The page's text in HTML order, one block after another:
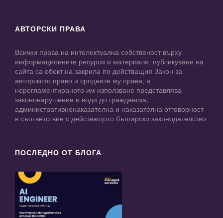
АВТОРСКИ ПРАВА
Всички права на интелектуална собственост върху
информационните ресурси и материали, публикувани на
сайта са обект на закрила по действащия Закон за
авторското право и сродните му права, а
нерегламентираното им използване представлява
закононарушение и води до гражданска,
административнонаказателна и наказателна отговорност
в съответствие с действащото българско законодателство.
ПОСЛЕДНО ОТ БЛОГА